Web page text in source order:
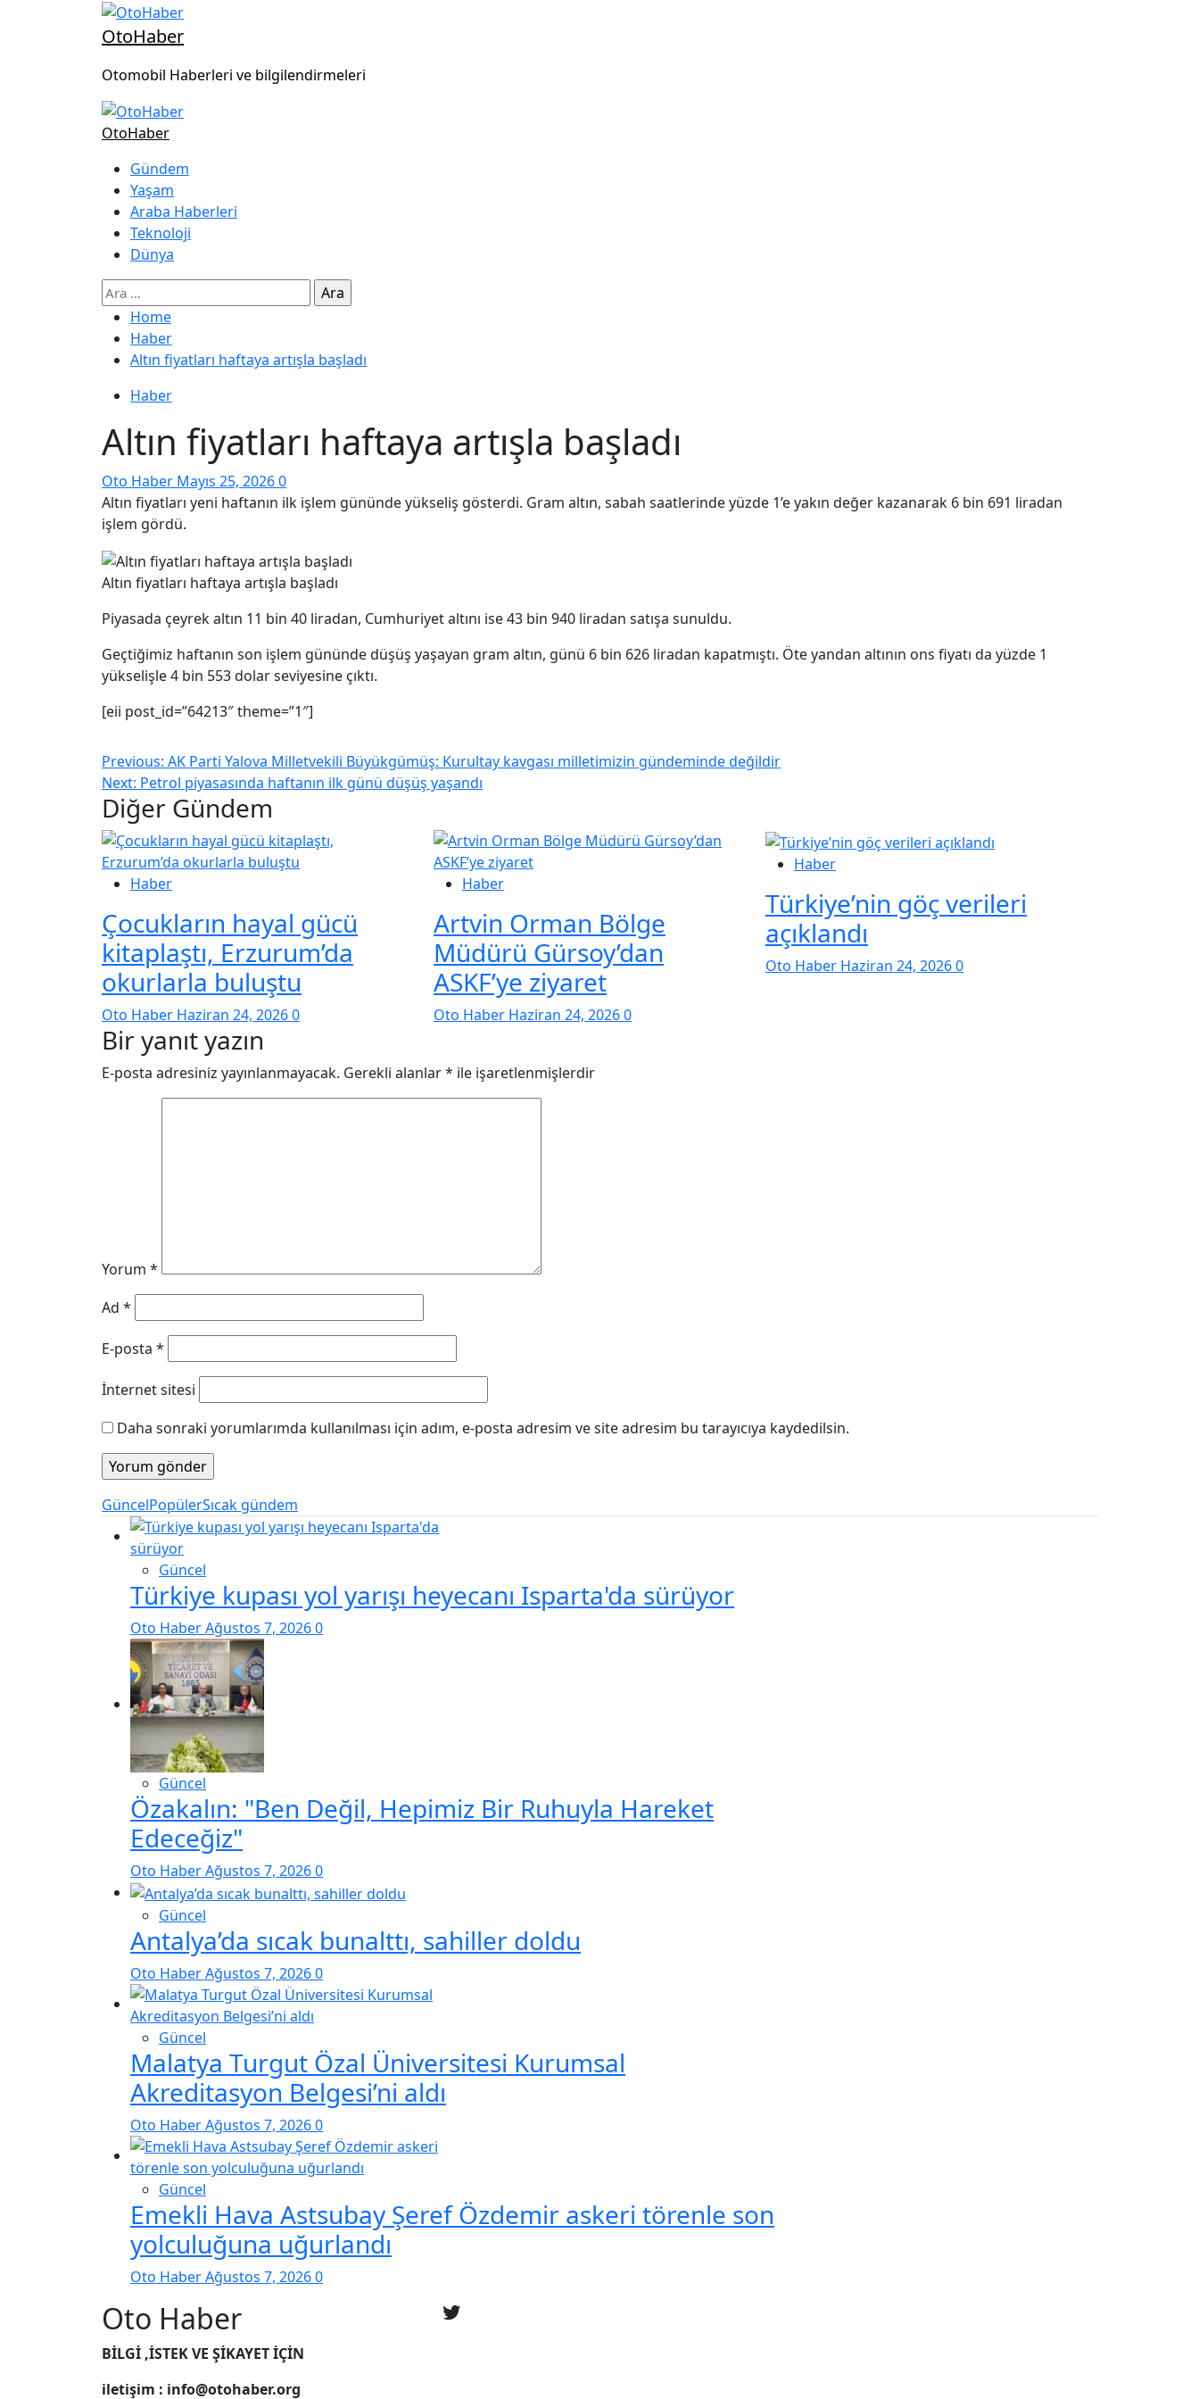
OtoHaber
Otomobil Haberleri ve bilgilendirmeleri
OtoHaber
Gündem
Yaşam
Araba Haberleri
Teknoloji
Dünya
Home
Haber
Altın fiyatları haftaya artışla başladı
Haber
Altın fiyatları haftaya artışla başladı
Oto Haber Mayıs 25, 20260
Altın fiyatları yeni haftanın ilk işlem gününde yükseliş gösterdi. Gram altın, sabah saatlerinde yüzde 1’e yakın değer kazanarak 6 bin 691 liradan
işlem gördü.
Altın fiyatları haftaya artışla başladı
Piyasada çeyrek altın 11 bin 40 liradan, Cumhuriyet altını ise 43 bin 940 liradan satışa sunuldu.
Geçtiğimiz haftanın son işlem gününde düşüş yaşayan gram altın, günü 6 bin 626 liradan kapatmıştı. Öte yandan altının ons fiyatı da yüzde 1
yükselişle 4 bin 553 dolar seviyesine çıktı.
[eii post_id=”64213″ theme=”1″]
Previous: AK Parti Yalova Milletvekili Büyükgümüş: Kurultay kavgası milletimizin gündeminde değildir
Next: Petrol piyasasında haftanın ilk günü düşüş yaşandı
Diğer Gündem
Haber
Çocukların hayal gücü
kitaplaştı, Erzurum’da
okurlarla buluştu
Oto Haber Haziran 24, 20260
Haber
Artvin Orman Bölge
Müdürü Gürsoy’dan
ASKF’ye ziyaret
Oto Haber Haziran 24, 20260
Haber
Türkiye’nin göç verileri
açıklandı
Oto Haber Haziran 24, 20260
Bir yanıt yazın
E-posta adresiniz yayınlanmayacak. Gerekli alanlar* ile işaretlenmişlerdir
Yorum *
Ad *
E-posta *
İnternet sitesi
Daha sonraki yorumlarımda kullanılması için adım, e-posta adresim ve site adresim bu tarayıcıya kaydedilsin.
GüncelPopülerSıcak gündem
Güncel
Türkiye kupası yol yarışı heyecanı Isparta'da sürüyor
Oto HaberAğustos 7, 20260
Güncel
Özakalın: "Ben Değil, Hepimiz Bir Ruhuyla Hareket
Edeceğiz"
Oto HaberAğustos 7, 20260
Güncel
Antalya’da sıcak bunalttı, sahiller doldu
Oto HaberAğustos 7, 20260
Güncel
Malatya Turgut Özal Üniversitesi Kurumsal
Akreditasyon Belgesi’ni aldı
Oto HaberAğustos 7, 20260
Güncel
Emekli Hava Astsubay Şeref Özdemir askeri törenle son
yolculuğuna uğurlandı
Oto HaberAğustos 7, 20260
Oto Haber
BİLGİ ,İSTEK VE ŞİKAYET İÇİN
iletişim : info@otohaber.org